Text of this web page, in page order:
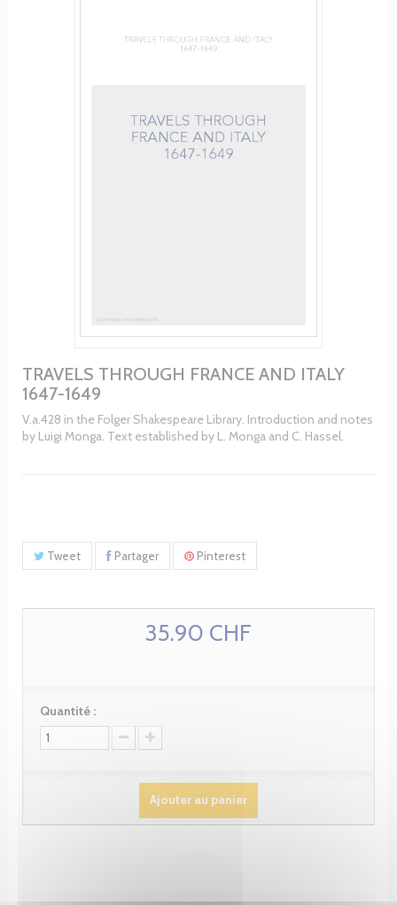
TRAVELS THROUGH FRANCE AND ITALY
1647-1649
V.a.428 in the Folger Shakespeare Library. Introduction and notes
by Luigi Monga. Text established by L. Monga and C. Hassel.
Tweet Partager Pinterest
35.90 CHF
Quantité :
Ajouter au panier